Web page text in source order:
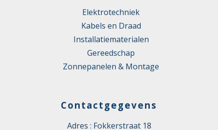
Elektrotechniek
Kabels en Draad
Installatiematerialen
Gereedschap
Zonnepanelen & Montage
Contactgegevens
Adres : Fokkerstraat 18